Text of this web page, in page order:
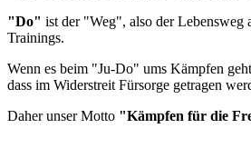
"Do" ist der "Weg", also der Lebensweg
Trainings.
Wenn es beim "Ju-Do" ums Kämpfen
dass im Widerstreit Fürsorge getragen
Daher unser Motto "Kämpfen für die